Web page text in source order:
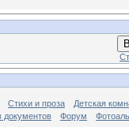
Стихи и проза
Детская
документов Форум